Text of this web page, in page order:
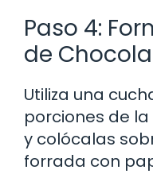
Paso 4:
de
Utiliza una
porciones de
y colócalas
forrada con